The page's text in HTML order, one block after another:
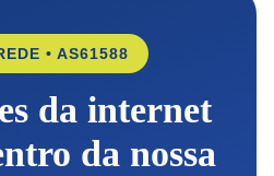
• AS61588
da internet
da nossa